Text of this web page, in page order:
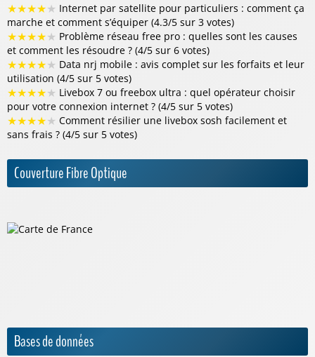
★★★★★ Internet par satellite pour particuliers : comment ça
marche et comment s’équiper (4.3/5 sur 3 votes)
★★★★★ Problème réseau free pro : quelles sont les causes
et comment les résoudre ? (4/5 sur 6 votes)
★★★★★ Data nrj mobile : avis complet sur les forfaits et leur
utilisation (4/5 sur 5 votes)
★★★★★ Livebox 7 ou freebox ultra : quel opérateur choisir
pour votre connexion internet ? (4/5 sur 5 votes)
★★★★★ Comment résilier une livebox sosh facilement et
sans frais ? (4/5 sur 5 votes)
Couverture Fibre Optique
Bases de données